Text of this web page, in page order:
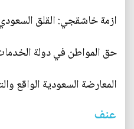
ازمة خاشقجي: القلق
حق المواطن في دولة
المعارضة السعودية الواقع
عنف